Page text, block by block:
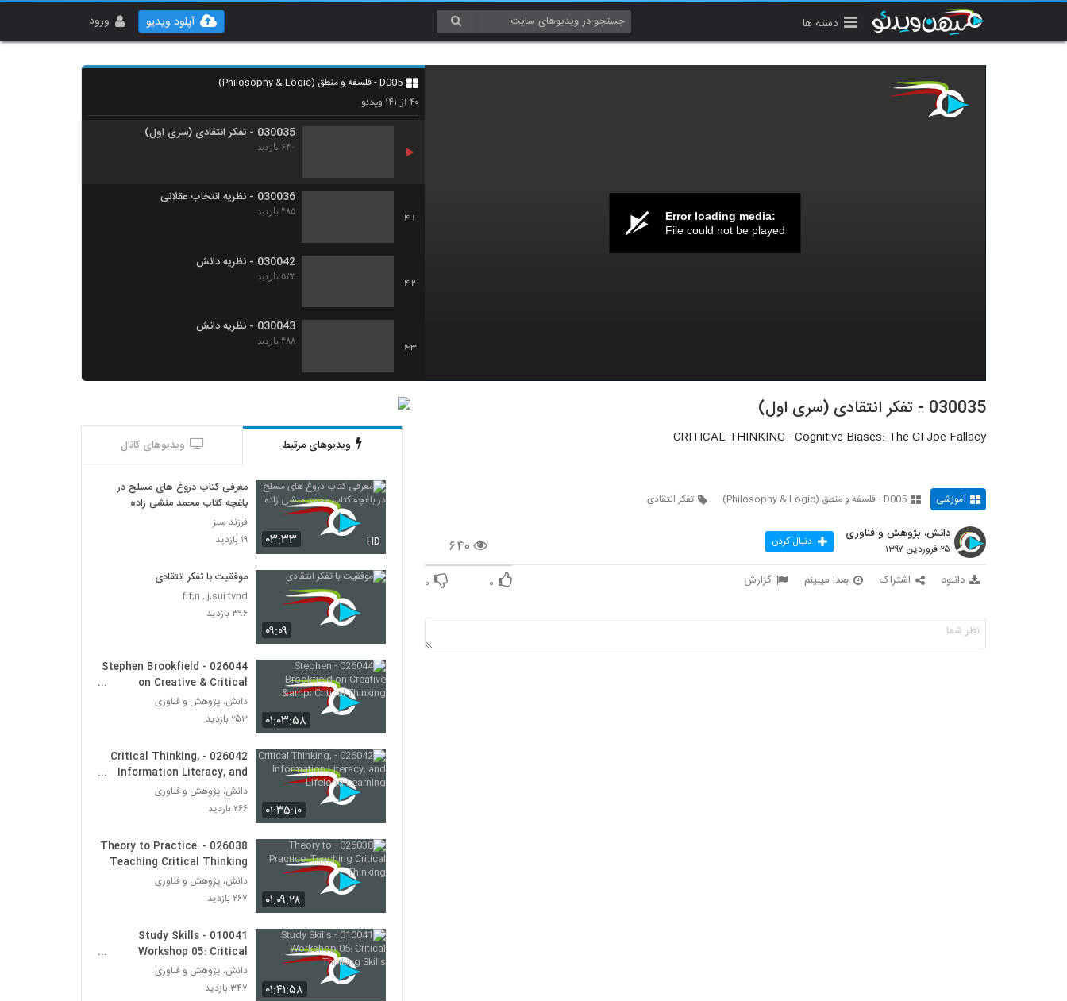
دسته ها ورود آپلود ویدیو
Error loading media:
File could not be played
D005 - فلسفه و منطق (Philosophy & Logic)
۴۰ از ۱۴۱ ویدئو
39
030034 - تفکر انتقادی (سری اول)
۶۷۳ بازدید
030035 - تفکر انتقادی (سری اول)
۶۴۰ بازدید
41
030036 - نظریه انتخاب عقلانی
۴۸۵ بازدید
42
030042 - نظریه دانش
۵۳۳ بازدید
43
030043 - نظریه دانش
۴۸۸ بازدید
44
030045 - نظریه دانش
030046 - نظریه دانش
۵۳۴ بازدید
030047 - نظریه دانش
۵۳۹ بازدید
030049 - نظریه دانش
۵۷۱ بازدید
030050 - نظریه دانش
030051 - نظریه دانش
۵۱۳ بازدید
030052 - نظریه دانش
۵۲۶ بازدید
030035 - تفکر انتقادی (سری اول)
CRITICAL THINKING - Cognitive Biases: The GI Joe Fallacy
آموزشی D005 - فلسفه و منطق (Philosophy & Logic) تفکر انتقادی
۶۴۰
دانش، پژوهش و فناوری
۲۵ فروردین ۱۳۹۷ دنبال کردن
دانلود اشتراک بعدا میبینم گزارش ۰ ۰
ویدیوهای مرتبط ویدیوهای کانال
۰۳:۳۳ HD
معرفی کتاب دروغ های مسلح در
باغچه کتاب محمد منشی زاده
فرزند سبز
۱۹ بازدید
۰۹:۰۹
موفقیت با تفکر انتقادی
fif,n , j,sui tvnd
۳۹۶ بازدید
۰۱:۰۳:۵۸
026044 - Stephen Brookfield
on Creative & Critical
Thinking
دانش، پژوهش و فناوری
۲۵۳ بازدید
۰۱:۳۵:۱۰
026042 - Critical Thinking,
Information Literacy, and
Lifelong Learning
دانش، پژوهش و فناوری
۲۶۶ بازدید
۰۱:۰۹:۲۸
026038 - Theory to Practice:
Teaching Critical Thinking
دانش، پژوهش و فناوری
۲۶۷ بازدید
۰۱:۴۱:۵۸
010041 - Study Skills
Workshop 05: Critical
Thinking Skills
دانش، پژوهش و فناوری
۳۴۷ بازدید